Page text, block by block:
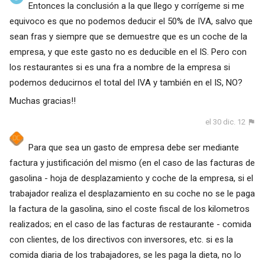
Entonces la conclusión a la que llego y corrígeme si me
equivoco es que no podemos deducir el 50% de IVA, salvo que
sean fras y siempre que se demuestre que es un coche de la
empresa, y que este gasto no es deducible en el IS. Pero con
los restaurantes si es una fra a nombre de la empresa si
podemos deducirnos el total del IVA y también en el IS, NO?
Muchas gracias!!
el 30 dic. 12
Para que sea un gasto de empresa debe ser mediante
factura y justificación del mismo (en el caso de las facturas de
gasolina - hoja de desplazamiento y coche de la empresa, si el
trabajador realiza el desplazamiento en su coche no se le paga
la factura de la gasolina, sino el coste fiscal de los kilometros
realizados; en el caso de las facturas de restaurante - comida
con clientes, de los directivos con inversores, etc. si es la
comida diaria de los trabajadores, se les paga la dieta, no lo